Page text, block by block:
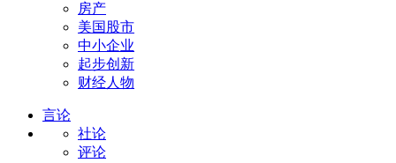
房产
美国股市
中小企业
起步创新
财经人物
言论
社论
评论